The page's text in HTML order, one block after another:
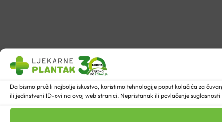
Da bismo pružili najbolje iskustvo, koristimo tehnologije poput kolačića za
ili jedinstveni ID-ovi na ovoj web stranici. Nepristanak ili povlačenje